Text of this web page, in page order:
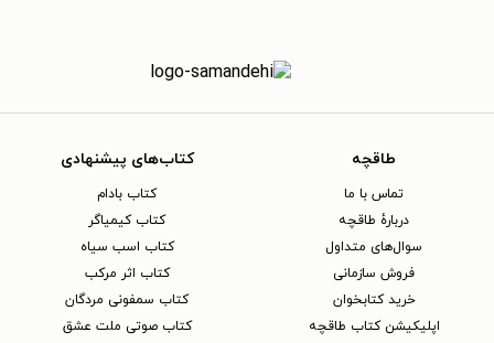
طاقچه
تماس با ما
دربارهٔ طاقچه
سوال‌های متداول
فروش سازمانی
خرید کتابخوان
اپلیکیشن کتاب طاقچه
کتاب‌های پیشنهادی
کتاب بادام
کتاب کیمیاگر
کتاب اسب سیاه
کتاب اثر مرکب
کتاب سمفونی مردگان
کتاب صوتی ملت عشق